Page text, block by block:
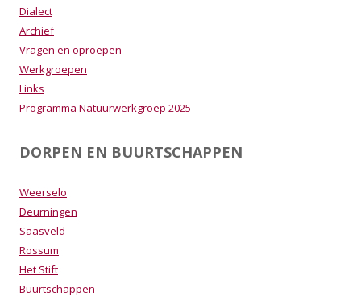
Dialect
Archief
Vragen en oproepen
Werkgroepen
Links
Programma Natuurwerkgroep 2025
DORPEN EN BUURTSCHAPPEN
Weerselo
Deurningen
Saasveld
Rossum
Het Stift
Buurtschappen